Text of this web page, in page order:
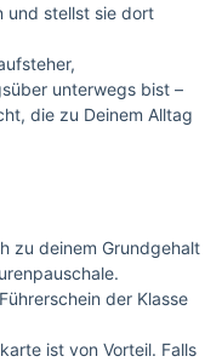
und stellst sie dort
unterwegs bist –
die zu Deinem Alltag
zu deinem Grundgehalt
der Klasse
ist von Vorteil. Falls